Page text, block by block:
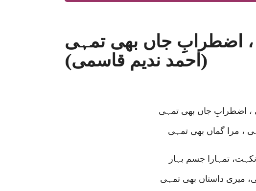
، اضطرابِ جاں بھی تمہی
(احمد ندیم قاسمی)
، اضطرابِ جاں بھی تمہی
، مرا گماں بھی تمہی
تمہارا جسم بہار
میری داستاں بھی تمہی